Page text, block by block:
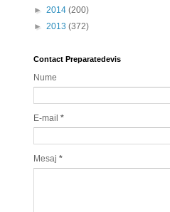
► 2014 (200)
► 2013 (372)
Contact Preparatedevis
Nume
E-mail *
Mesaj *